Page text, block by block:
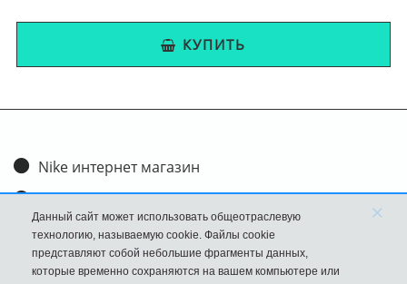
КУПИТЬ
Nike интернет магазин
Доставка и оплата
Обмен и возврат
Размеры
Данный сайт может использовать общеотраслевую
технологию, называемую cookie. Файлы cookie
представляют собой небольшие фрагменты данных,
которые временно сохраняются на вашем компьютере или
×